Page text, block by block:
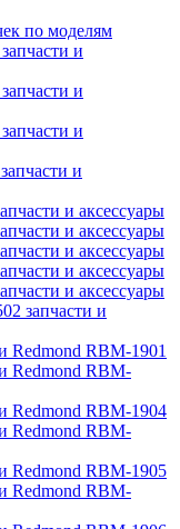
по моделям
и
и
и
и
и аксессуары
и аксессуары
и аксессуары
и аксессуары
и аксессуары
запчасти и
Redmond RBM-1901
Redmond RBM-
Redmond RBM-1904
Redmond RBM-
Redmond RBM-1905
Redmond RBM-